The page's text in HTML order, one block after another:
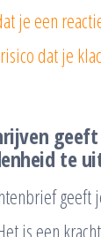
je een
dat je
te
is een